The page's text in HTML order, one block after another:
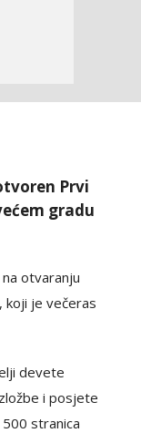
Prvi
gradu
otvaranju
, koji je večeras
devete
i posjete
stranica